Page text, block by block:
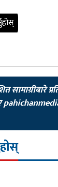
सामाग्रीबारे